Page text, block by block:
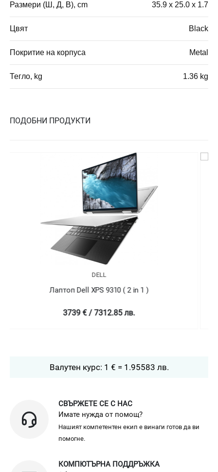
Размери (Ш, Д, В), cm 35.9 x 25.0 x 1.7
Цвят Black
Покритие на корпуса Metal
Тегло, kg 1.36 kg
ПОДОБНИ ПРОДУКТИ
DELL
Лаптоп Dell XPS 9310 ( 2 in 1 )
4758.99 € / 9307.78 лв.
Валутен курс: 1 € = 1.95583 лв.
СВЪРЖЕТЕ СЕ С НАС
Имате нужда от помощ?
Нашият компетентен екип е винаги готов да ви
помогне.
КОМПЮТЪРНА ПОДДРЪЖКА